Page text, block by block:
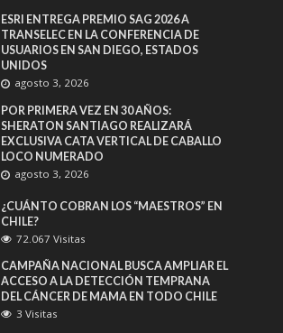
ESRI ENTREGA PREMIO SAG 2026 A
TRANSELEC EN LA CONFERENCIA DE
USUARIOS EN SAN DIEGO, ESTADOS
UNIDOS
agosto 3, 2026
POR PRIMERA VEZ EN 30 AÑOS:
SHERATON SANTIAGO REALIZARÁ
EXCLUSIVA CATA VERTICAL DE CABALLO
LOCO NUMERADO
agosto 3, 2026
¿CUÁNTO COBRAN LOS “MAESTROS” EN
CHILE?
72.067 Visitas
CAMPAÑA NACIONAL BUSCA AMPLIAR EL
ACCESO A LA DETECCIÓN TEMPRANA
DEL CÁNCER DE MAMA EN TODO CHILE
3 Visitas